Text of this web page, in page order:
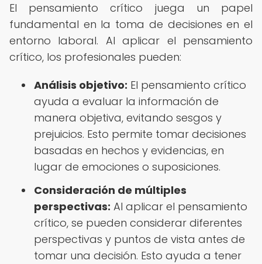
El pensamiento crítico juega un papel
fundamental en la toma de decisiones en el
entorno laboral. Al aplicar el pensamiento
crítico, los profesionales pueden:
Análisis objetivo: El pensamiento crítico
ayuda a evaluar la información de
manera objetiva, evitando sesgos y
prejuicios. Esto permite tomar decisiones
basadas en hechos y evidencias, en
lugar de emociones o suposiciones.
Consideración de múltiples
perspectivas: Al aplicar el pensamiento
crítico, se pueden considerar diferentes
perspectivas y puntos de vista antes de
tomar una decisión. Esto ayuda a tener